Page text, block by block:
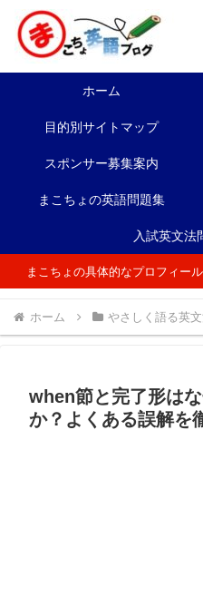
ホーム
目的別サイトマップ
スポンサー募集案内
まこちょの英語問題集
入試英文法
まこちょの具体的なプロフィー
ホーム やさしく語る英
when節と完了形は
か？よくある誤解を